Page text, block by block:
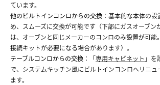
ています。
他のビルトインコンロからの交換 ：基本的な本体の
め、スムーズに交換が可能です（下部にガスオーブン
は、オーブンと同じメーカーのコンロのみ設置が可能
接続キットが必要になる場合があります）。
テーブルコンロからの交換 ：「専用キャビネット 」を
で、システムキッチン風にビルトインコンロへリニュ
ます。